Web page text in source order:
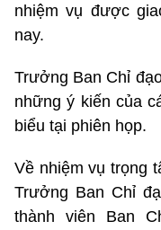
nhiệm vụ được
nay.
Trưởng Ban Chỉ
những ý kiến của
biểu tại phiên họp.
Về nhiệm vụ trọng
Trưởng Ban Chỉ
thành viên Ban